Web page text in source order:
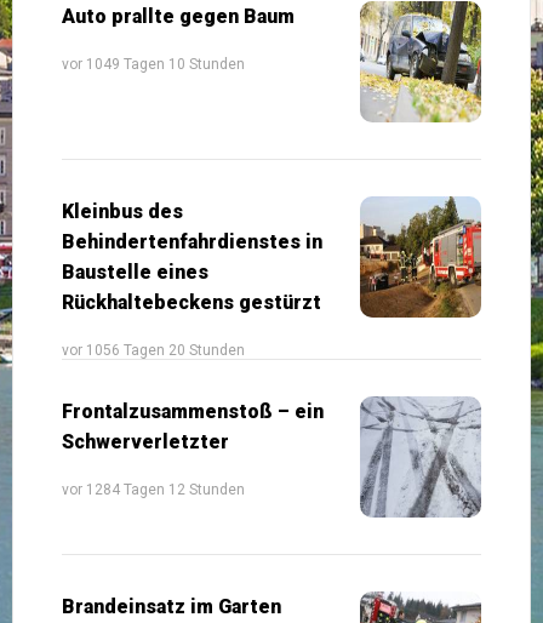
Auto prallte gegen Baum
vor 1049 Tagen 10 Stunden
Kleinbus des
Behindertenfahrdienstes in
Baustelle eines
Rückhaltebeckens gestürzt
vor 1056 Tagen 20 Stunden
Frontalzusammenstoß – ein
Schwerverletzter
vor 1284 Tagen 12 Stunden
Brandeinsatz im Garten